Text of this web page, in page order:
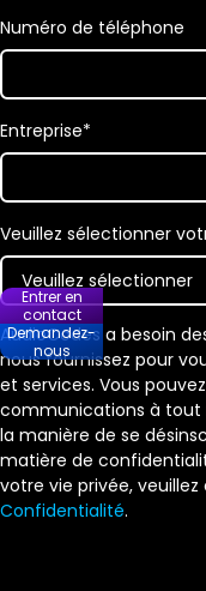
Numéro de téléphone
Entreprise*
Veuillez sélectionner
AudioCodes a besoin
nous fournissez pour
et services. Vous
communications à tout
la manière de se
matière de
votre vie privée,
Confidentialité.
Entrer en
contact
Demandez-
nous